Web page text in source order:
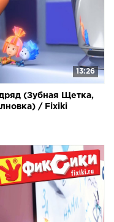
13:26
(Зубная Щетка,
/ Fixiki